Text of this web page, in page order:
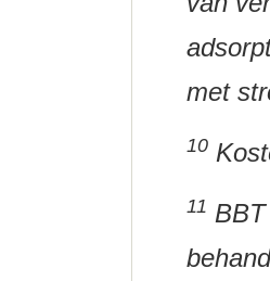
met
10
11